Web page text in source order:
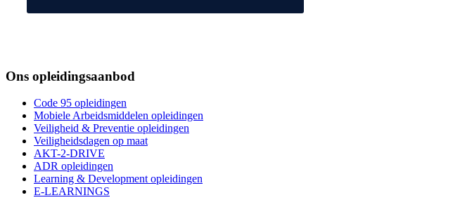
Ons opleidingsaanbod
Code 95 opleidingen
Mobiele Arbeidsmiddelen opleidingen
Veiligheid & Preventie opleidingen
Veiligheidsdagen op maat
AKT-2-DRIVE
ADR opleidingen
Learning & Development opleidingen
E-LEARNINGS